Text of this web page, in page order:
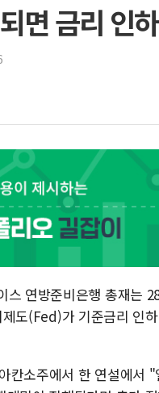
면 금리 인
연방준비은행 총재는
도(Fed)가 기준금리 인
칸소주에서 한 연설에서